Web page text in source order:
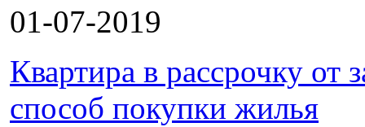
01-07-2019
Квартира в рассрочку
способ покупки жилья